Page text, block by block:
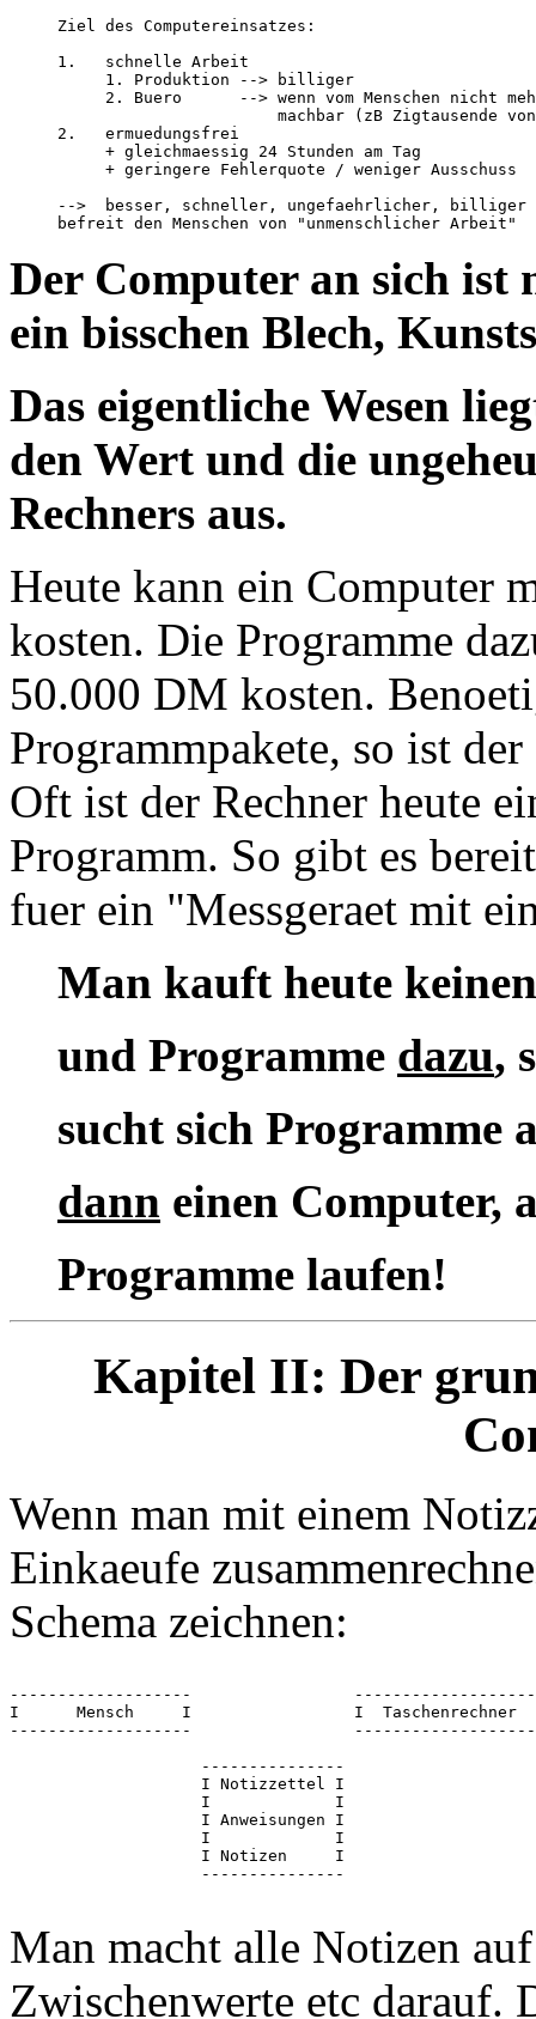
     Ziel des Computereinsatzes:
     1.   schnelle Arbeit
          1. Produktion --> billiger
2. Buero      --> wenn vom Menschen nicht
machbar (zB Zigtausende
     2.   ermuedungsfrei
          + gleichmaessig 24 Stunden am Tag
          + geringere Fehlerquote / weniger Ausschuss
     -->  besser, schneller, ungefaehrlicher, billiger
Der Computer an sich ist
ein bisschen Blech,
Das eigentliche Wesen
den Wert und die
Rechners aus.
Heute kann ein Computer
kosten. Die Programme
50.000 DM kosten.
Programmpakete, so ist
Oft ist der Rechner heute
Programm. So gibt es
fuer ein "Messgeraet mit
Man kauft heute
und Programme dazu,
sucht sich Programme
dann einen Computer,
Programme laufen!
Kapitel II: Der
Wenn man mit einem
Einkaeufe
Schema zeichnen:
-------------------
I      Mensch     I                 I
-------------------
                    ---------------
                    I Notizzettel I
                    I             I
                    I Anweisungen I
                    I             I
                    I Notizen     I
                    ---------------
Man macht alle Notizen
Zwischenwerte etc darauf.